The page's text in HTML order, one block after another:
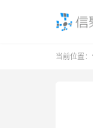
当前位置：